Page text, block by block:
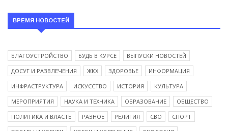
ВРЕМЯ НОВОСТЕЙ
БЛАГОУСТРОЙСТВО БУДЬ В КУРСЕ
ВЫПУСКИ НОВОСТЕЙ
ДОСУГ И РАЗВЛЕЧЕНИЯ
ЖКХ ЗДОРОВЬЕ
ИНФОРМАЦИЯ
ИНФРАСТРУКТУРА
ИСКУССТВО ИСТОРИЯ
КУЛЬТУРА
МЕРОПРИЯТИЯ
НАУКА И ТЕХНИКА ОБРАЗОВАНИЕ
ОБЩЕСТВО
ПОЛИТИКА И ВЛАСТЬ
РАЗНОЕ РЕЛИГИЯ СВО
СПОРТ